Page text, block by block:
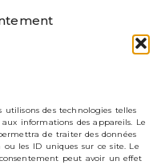
utilisons des technologies telles
informations des appareils. Le
de traiter des données
les ID uniques sur ce site. Le
peut avoir un effet